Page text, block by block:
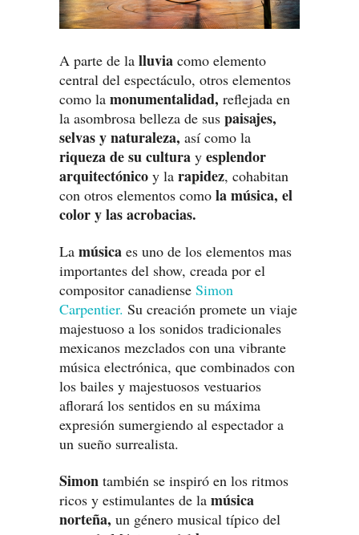
A parte de la lluvia como elemento
central del espectáculo, otros elementos
como la monumentalidad, reflejada en
la asombrosa belleza de sus paisajes,
selvas y naturaleza, así como la
riqueza de su cultura y esplendor
arquitectónico y la rapidez, cohabitan
con otros elementos como la música, el
color y las acrobacias.
La música es uno de los elementos mas
importantes del show, creada por el
compositor canadiense Simon
Carpentier. Su creación promete un viaje
majestuoso a los sonidos tradicionales
mexicanos mezclados con una vibrante
música electrónica, que combinados con
los bailes y majestuosos vestuarios
aflorará los sentidos en su máxima
expresión sumergiendo al espectador a
un sueño surrealista.
Simon también se inspiró en los ritmos
ricos y estimulantes de la música
norteña, un género musical típico del